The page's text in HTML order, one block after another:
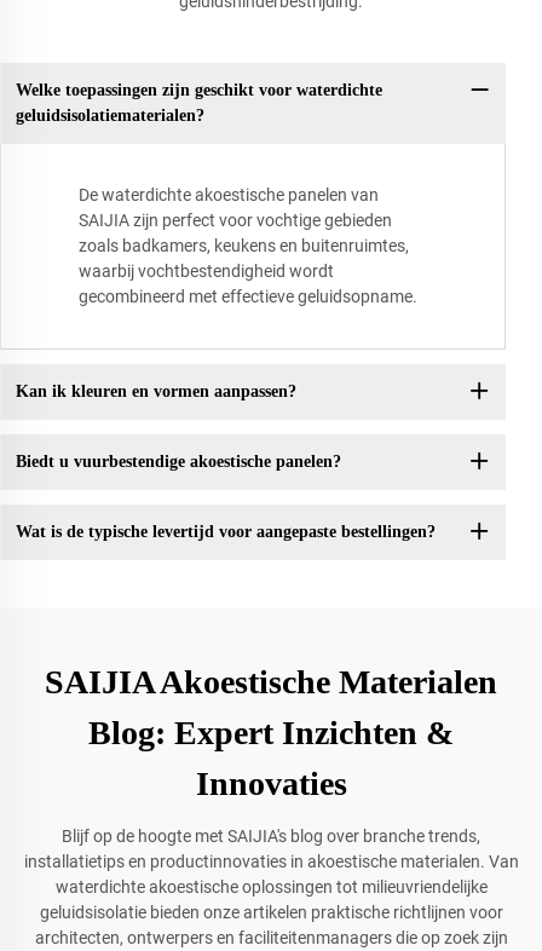
Welke toepassingen zijn geschikt voor waterdichte
geluidsisolatiematerialen?
De waterdichte akoestische panelen van
SAIJIA zijn perfect voor vochtige gebieden
zoals badkamers, keukens en buitenruimtes,
waarbij vochtbestendigheid wordt
gecombineerd met effectieve geluidsopname.
Kan ik kleuren en vormen aanpassen?
Biedt u vuurbestendige akoestische panelen?
Wat is de typische levertijd voor aangepaste bestellingen?
SAIJIA Akoestische Materialen
Blog: Expert Inzichten &
Innovaties
Blijf op de hoogte met SAIJIA's blog over branche trends,
installatietips en productinnovaties in akoestische materialen. Van
waterdichte akoestische oplossingen tot milieuvriendelijke
geluidsisolatie bieden onze artikelen praktische richtlijnen voor
architecten, ontwerpers en faciliteitenmanagers die op zoek zijn